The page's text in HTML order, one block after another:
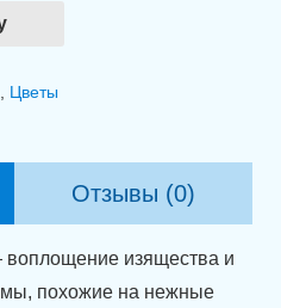
, Цветы
Отзывы (0)
изящества и
похожие на нежные